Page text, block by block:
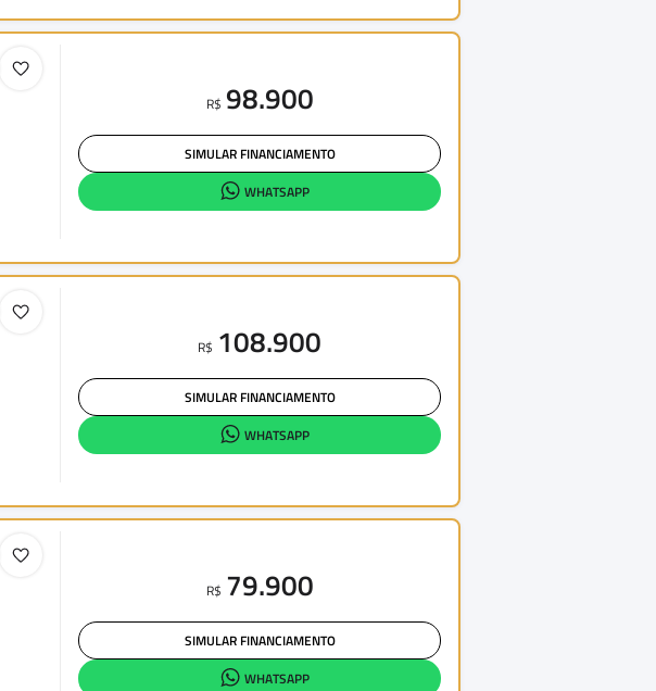
R$ 98.900
SIMULAR FINANCIAMENTO
WHATSAPP
R$ 108.900
SIMULAR FINANCIAMENTO
WHATSAPP
R$ 79.900
SIMULAR FINANCIAMENTO
WHATSAPP